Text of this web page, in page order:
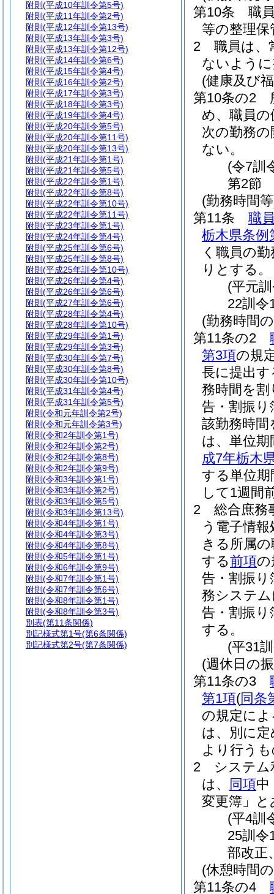
第10条
職
等の整理
2
職員は、
ないよう
(健康及び
第10条の2
め、職員
次の勤務
ない。
(令7訓
第2節
(勤務時間
第11条
職
栃木県条例
く職員の
りとする。
(平元
22訓令
(勤務時間
第11条の2
第3項の規
長に提出
務時間を
告・割振
該勤務時
は、単位期
成7年栃木
する単位
して1週間
2
総合庶務
う電子情
きる所属
する前項の
告・割振
務システ
告・割振
する。
(平31
(週休日の
第11条の3
第1項(同条
の規定に
は、別に
より行う
2
システム
は、
同項中
変更簿」
(平4訓
25訓令
部改正
(休憩時間
第11条の4
附則 (平成10年訓令第5号)
附則 (平成11年訓令第2号)
附則 (平成12年訓令第13号)
附則 (平成13年訓令第3号)
附則 (平成13年訓令第12号)
附則 (平成14年訓令第6号)
附則 (平成15年訓令第4号)
附則 (平成16年訓令第2号)
附則 (平成17年訓令第3号)
附則 (平成18年訓令第3号)
附則 (平成19年訓令第4号)
附則 (平成20年訓令第5号)
附則 (平成20年訓令第11号)
附則 (平成20年訓令第13号)
附則 (平成21年訓令第1号)
附則 (平成21年訓令第5号)
附則 (平成22年訓令第1号)
附則 (平成22年訓令第8号)
附則 (平成22年訓令第10号)
附則 (平成22年訓令第11号)
附則 (平成23年訓令第1号)
附則 (平成24年訓令第4号)
附則 (平成25年訓令第6号)
附則 (平成25年訓令第8号)
附則 (平成25年訓令第10号)
附則 (平成26年訓令第4号)
附則 (平成26年訓令第6号)
附則 (平成27年訓令第6号)
附則 (平成28年訓令第4号)
附則 (平成28年訓令第10号)
附則 (平成29年訓令第1号)
附則 (平成29年訓令第3号)
附則 (平成30年訓令第7号)
附則 (平成30年訓令第8号)
附則 (平成30年訓令第10号)
附則 (平成31年訓令第4号)
附則 (平成31年訓令第5号)
附則 (令和元年訓令第2号)
附則 (令和元年訓令第3号)
附則 (令和2年訓令第1号)
附則 (令和2年訓令第2号)
附則 (令和2年訓令第8号)
附則 (令和2年訓令第9号)
附則 (令和3年訓令第1号)
附則 (令和3年訓令第2号)
附則 (令和3年訓令第5号)
附則 (令和3年訓令第13号)
附則 (令和4年訓令第1号)
附則 (令和4年訓令第3号)
附則 (令和4年訓令第8号)
附則 (令和5年訓令第1号)
附則 (令和6年訓令第9号)
附則 (令和7年訓令第1号)
附則 (令和7年訓令第6号)
附則 (令和8年訓令第1号)
附則 (令和8年訓令第3号)
別表(第11条関係)
別記様式第1号(第6条関係)
別記様式第2号(第7条関係)